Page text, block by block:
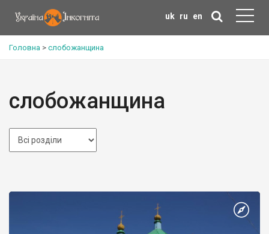
uk ru en
Головна > слобожанщина
слобожанщина